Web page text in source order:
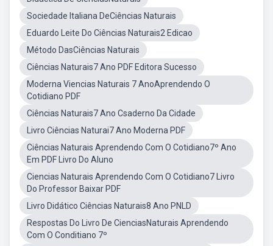
Sociedade Italiana DeCiências Naturais
Eduardo Leite Do Ciências Naturais2 Edicao
Método DasCiências Naturais
Ciências Naturais7 Ano PDF Editora Sucesso
Moderna Viencias Naturais 7 AnoAprendendo O
Cotidiano PDF
Ciências Naturais7 Ano Csaderno Da Cidade
Livro Ciências Naturai7 Ano Moderna PDF
Ciências Naturais Aprendendo Com O Cotidiano7º Ano
Em PDF Livro Do Aluno
Ciencias Naturais Aprendendo Com O Cotidiano7 Livro
Do Professor Baixar PDF
Livro Didático Ciências Naturais8 Ano PNLD
Respostas Do Livro De CienciasNaturais Aprendendo
Com O Conditiano 7º